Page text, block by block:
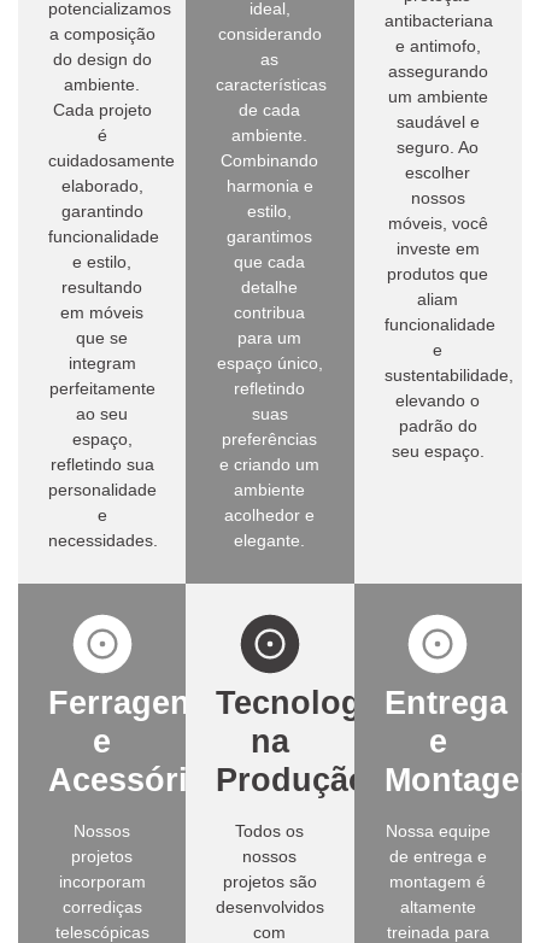
potencializamos
a composição
do design do
ambiente.
Cada projeto
é
cuidadosamente
elaborado,
garantindo
funcionalidade
e estilo,
resultando
em móveis
que se
integram
perfeitamente
ao seu
espaço,
refletindo sua
personalidade
e
necessidades.
ideal,
considerando
as
características
de cada
ambiente.
Combinando
harmonia e
estilo,
garantimos
que cada
detalhe
contribua
para um
espaço único,
refletindo
suas
preferências
e criando um
ambiente
acolhedor e
elegante.
antibacteriana
e antimofo,
assegurando
um ambiente
saudável e
seguro. Ao
escolher
nossos
móveis, você
investe em
produtos que
aliam
funcionalidade
e
sustentabilidade,
elevando o
padrão do
seu espaço.
Ferragens
e
Acessórios
Nossos
projetos
incorporam
corrediças
telescópicas
Tecnologia
na
Produção
Todos os
nossos
projetos são
desenvolvidos
com
Entrega
e
Nossa equipe
de entrega e
montagem é
altamente
treinada para